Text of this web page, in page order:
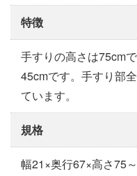
特徴
手すりの高さは75cm
45cmです。手すり部
ています。
規格
幅21×奥行67×高さ75